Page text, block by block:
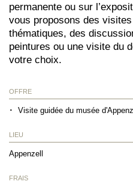
permanente ou sur
vous proposons des
thématiques, des
peintures ou une visite du
votre choix.
OFFRE
Visite guidée du musée
LIEU
Appenzell
FRAIS